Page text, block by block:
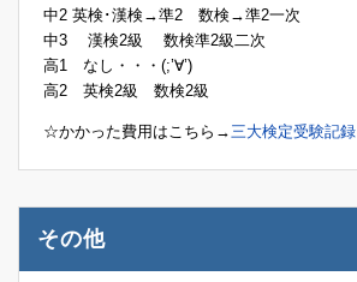
中2 英検･漢検→準2 数検→準2一次
中3 漢検2級 数検準2級二次
高1 なし・・・(;’∀’)
高2 英検2級 数検2級
☆かかった費用はこちら→ 三大検定受験記録
その他